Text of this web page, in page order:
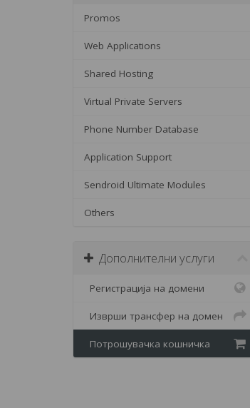
Promos
Web Applications
Shared Hosting
Virtual Private Servers
Phone Number Database
Application Support
Sendroid Ultimate Modules
Others
Дополнителни услуги
Регистрација на домени
Изврши трансфер на домен
Потрошувачка кошничка